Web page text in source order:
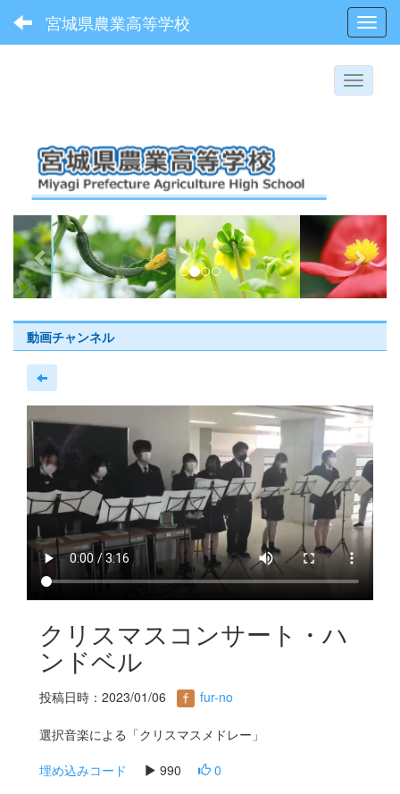
宮城県農業高等学校
p
r
e
v
i
o
u
s
n
e
x
t
動画チャンネル
クリスマスコンサート・ハ
ンドベル
投稿日時：2023/01/06 fur-no
選択音楽による「クリスマスメドレー」
埋め込みコード
990 0